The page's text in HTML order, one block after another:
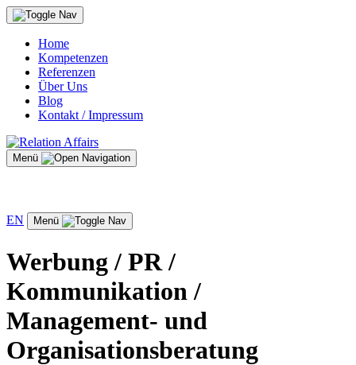
Home
Kompetenzen
Referenzen
Über Uns
Blog
Kontakt / Impressum
Menü
EN Menü
Werbung / PR /
Kommunikation /
Management- und
Organisationsberatung